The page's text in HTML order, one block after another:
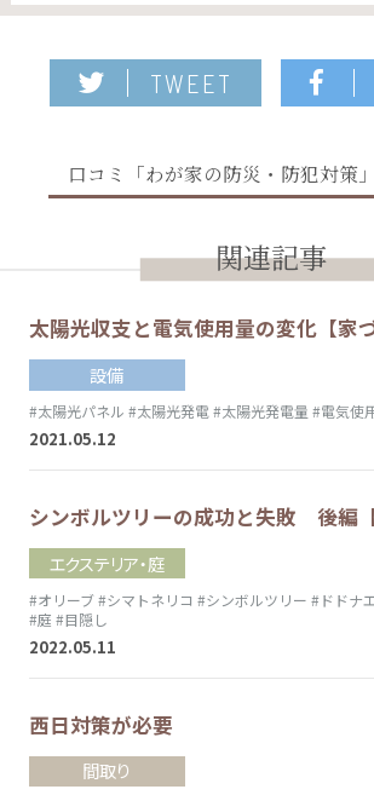
TWEET
口コミ「わが家の防災・防犯対策
関連記事
太陽光収支と電気使用量の変化【家
設備
#太陽光パネル #太陽光発電 #太陽光発電量 #電気使
2021.05.12
シンボルツリーの成功と失敗 後編
エクステリア・庭
#オリーブ#シマトネリコ #シンボルツリー #ドドナ
#庭 #目隠し
2022.05.11
西日対策が必要
間取り